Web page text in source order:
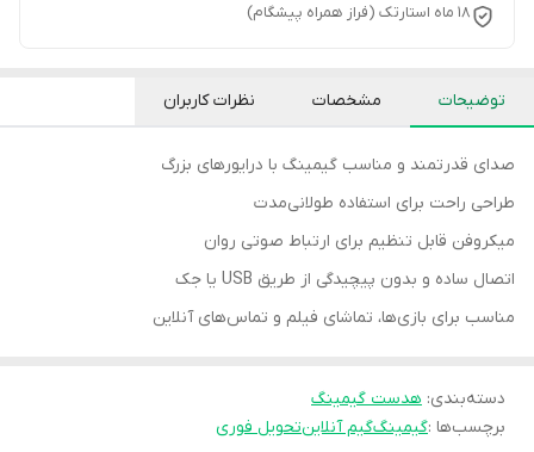
18 ماه استارتک (فراز همراه پیشگام)
توضیحات مشخصات نظرات کاربران
صدای قدرتمند و مناسب گیمینگ با درایورهای بزرگ
طراحی راحت برای استفاده طولانی‌مدت
میکروفن قابل تنظیم برای ارتباط صوتی روان
اتصال ساده و بدون پیچیدگی از طریق USB یا جک
مناسب برای بازی‌ها، تماشای فیلم و تماس‌های آنلاین
دسته‌بندی: هدست گیمینگ
برچسب‌ها :گیمینگگیم آنلاینتحویل فوری